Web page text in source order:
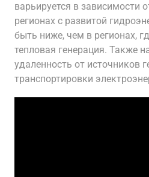
варьируется в зависимости
регионах с развитой
быть ниже, чем в регионах,
тепловая генерация. Также
удаленность от источников
транспортировки